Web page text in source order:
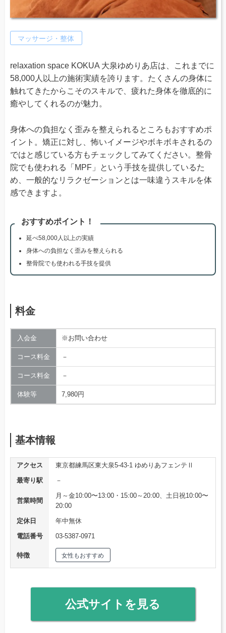
マッサージ・整体
relaxation space KOKUA 大泉ゆめりあ店は、これまでに
58,000人以上の施術実績を誇ります。たくさんの身体に
触れてきたからこそのスキルで、疲れた身体を徹底的に
癒やしてくれるのが魅力。
身体への負担なく歪みを整えられるところもおすすめポ
イント。矯正に対し、怖いイメージやボキボキされるの
ではと感じている方もチェックしてみてください。整骨
院でも使われる「MPF」という手技を提供しているた
め、一般的なリラクゼーションとは一味違うスキルを体
感できますよ。
おすすめポイント！
延べ58,000人以上の実績
身体への負担なく歪みを整えられる
整骨院でも使われる手技を提供
料金
入会金 ※お問い合わせ
コース料金 －
コース料金 －
体験等 7,980円
基本情報
アクセス
東京都練馬区東大泉5-43-1 ゆめりあフェンテⅡ
最寄り駅
－
営業時間
月～金10:00〜13:00・15:00～20:00、土日祝10:00〜
20:00
定休日
年中無休
電話番号
03-5387-0971
特徴 女性もおすすめ
公式サイトを見る